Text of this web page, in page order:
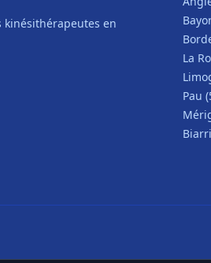
kinésithérapeutes en
La
Pau